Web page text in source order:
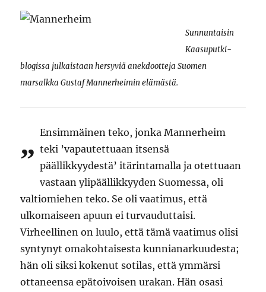
Sunnuntaisin
Kaasuputki-
blogissa julkaistaan hersyviä anekdootteja Suomen
marsalkka Gustaf Mannerheimin elämästä.
”
Ensimmäinen teko, jonka Mannerheim
teki ’vapautettuaan itsensä
päällikkyydestä’ itärintamalla ja otettuaan
vastaan ylipäällikkyyden Suomessa, oli
valtiomiehen teko. Se oli vaatimus, että
ulkomaiseen apuun ei turvauduttaisi.
Virheellinen on luulo, että tämä vaatimus olisi
syntynyt omakohtaisesta kunnianarkuudesta;
hän oli siksi kokenut sotilas, että ymmärsi
ottaneensa epätoivoisen urakan. Hän osasi